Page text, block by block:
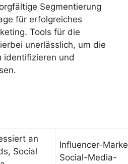
Segmentierung
für erfolgreiches
Tools für die
unerlässlich, um die
identifizieren und
an
Social
Influencer-
Social-Media-